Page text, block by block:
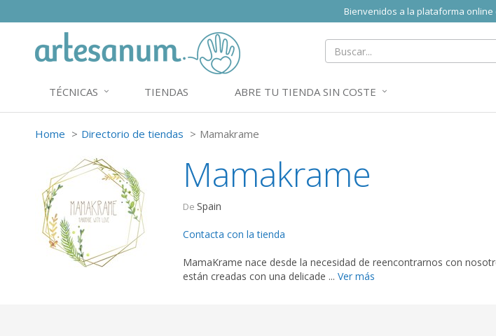
Bienvenidos a la plataforma
TÉCNICAS TIENDAS ABRE TU TIENDA SIN COSTE
Home Directorio de tiendas Mamakrame
Mamakrame
De Spain
Contacta con la tienda
MamaKrame nace desde la necesidad de reencontrarnos con
están creadas con una delicade ... Ver más